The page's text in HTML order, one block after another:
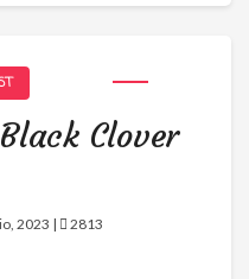
Clover
2023 | 2813